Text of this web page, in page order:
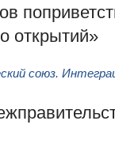
открытий»
союз.